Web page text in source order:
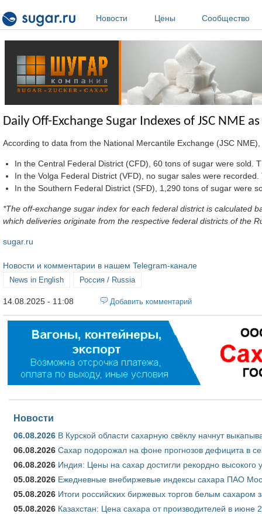
Новости
Цены Сообщество
Daily Off-Exchange Sugar Indexes of JSC NME
According to data from the National Mercantile Exchange (JSC
In the Central Federal District (CFD), 60 tons of sugar were sold.
In the Volga Federal District (VFD), no sugar sales were
In the Southern Federal District (SFD), 1,290 tons of sugar were
*The off-exchange sugar index for each federal district is calculated
which deliveries originate from the respective federal districts of the
sugar.ru
Новости и комментарии в нашем Telegram-канале
News in English Россия / Russia
14.08.2025 - 11:08 Добавить комментарий
Новости
06.08.2026 В Курской области сахарную свёклу начнут
06.08.2026 Сахар подорожал на фоне прогнозов дефицита в
06.08.2026 Индия: Цены на сахар достигли рекордно высокого
05.08.2026 Ежедневные внебиржевые индексы сахара ПАО
05.08.2026 Итоги российских биржевых торгов белым сахаром
05.08.2026 Казахстан: Цена сахара от производителей в июне